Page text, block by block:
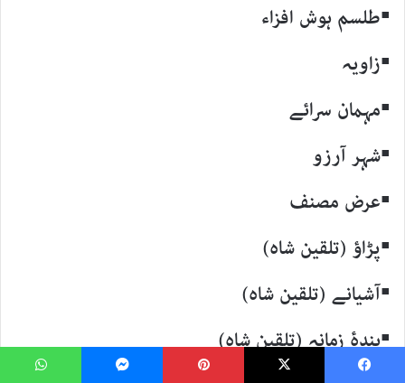
▪طلسم ہوش افزاء
▪زاویہ
▪مہمان سرائے
▪شہر آرزو
▪عرض مصنف
▪پڑاؤ (تلقین شاہ)
▪آشیانے (تلقین شاہ)
▪بندۂ زمانہ (تلقین شاہ)